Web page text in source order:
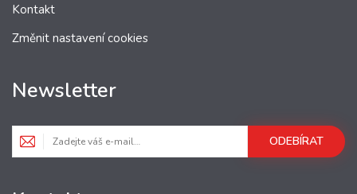
Kontakt
Změnit nastavení cookies
Newsletter
ODEBÍRAT